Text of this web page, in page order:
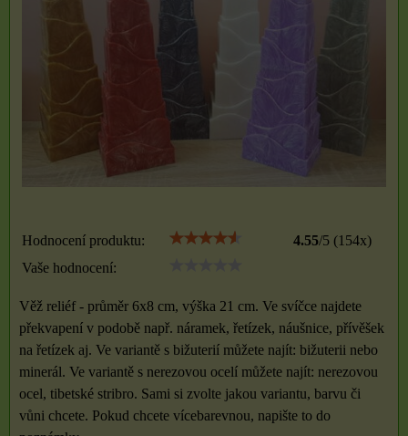
Hodnocení produktu: 4.55/5 (154x)
Vaše hodnocení:
Věž reliéf - průměr 6x8 cm, výška 21 cm. Ve svíčce najdete
překvapení v podobě např. náramek, řetízek, náušnice, přívěšek
na řetízek aj. Ve variantě s bižuterií můžete najít: bižuterii nebo
minerál. Ve variantě s nerezovou ocelí můžete najít: nerezovou
ocel, tibetské stribro. Sami si zvolte jakou variantu, barvu či
vůni chcete. Pokud chcete vícebarevnou, napište to do